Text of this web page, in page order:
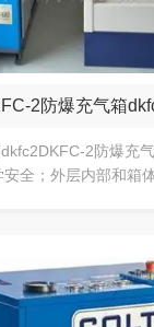
2防爆充气箱
2防爆充
全；外层内部和箱